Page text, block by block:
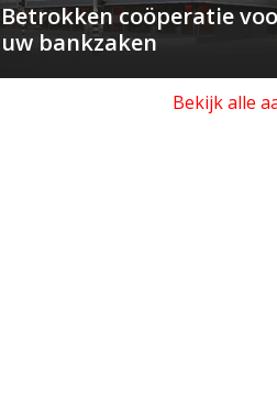
Betrokken coöperatie
uw bankzaken
Bekijk alle